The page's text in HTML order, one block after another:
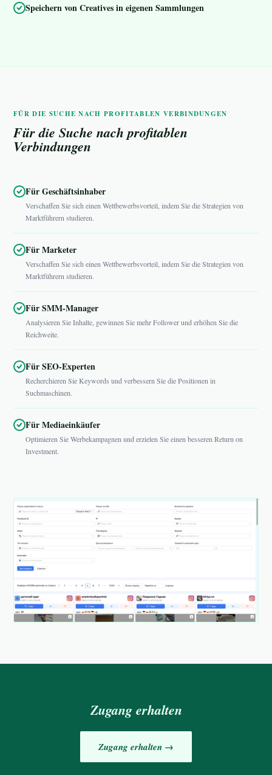
Speichern von Creatives in eigenen Sammlungen
FÜR DIE SUCHE NACH PROFITABLEN VERBINDUNGEN
Für die Suche nach profitablen
Verbindungen
Für Geschäftsinhaber
Verschaffen Sie sich einen Wettbewerbsvorteil, indem Sie die Strategien von
Marktführern studieren.
Für Marketer
Verschaffen Sie sich einen Wettbewerbsvorteil, indem Sie die Strategien von
Marktführern studieren.
Für SMM-Manager
Analysieren Sie Inhalte, gewinnen Sie mehr Follower und erhöhen Sie die
Reichweite.
Für SEO-Experten
Recherchieren Sie Keywords und verbessern Sie die Positionen in
Suchmaschinen.
Für Mediaeinkäufer
Optimieren Sie Werbekampagnen und erzielen Sie einen besseren Return on
Investment.
Zugang erhalten
Zugang erhalten →